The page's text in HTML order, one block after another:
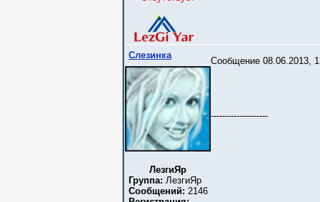
Слезинка
Сообщение 08.06.2013,
ЛезгиЯр
Группа: ЛезгиЯр
Сообщений: 2146
--------------------